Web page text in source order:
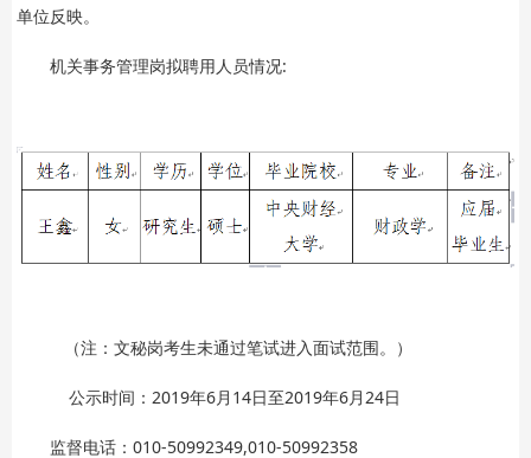
单位反映。
机关事务管理岗拟聘用人员情况:
（注：文秘岗考生未通过笔试进入面试范围。）
公示时间：2019年6月14日至2019年6月24日
监督电话：010-50992349,010-50992358